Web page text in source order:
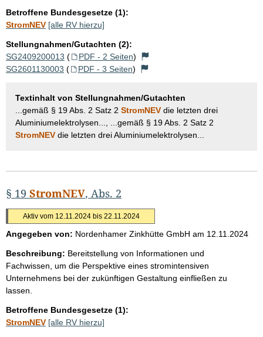
Betroffene Bundesgesetze (1):
StromNEV [alle RV hierzu]
Stellungnahmen/Gutachten (2):
SG2409200013 ( PDF - 2 Seiten)
SG2601130003 ( PDF - 3 Seiten)
Textinhalt von Stellungnahmen/Gutachten
...gemäß § 19 Abs. 2 Satz 2 StromNEV die letzten drei
Aluminiumelektrolysen..., ...gemäß § 19 Abs. 2 Satz 2
StromNEV die letzten drei Aluminiumelektrolysen...
§ 19 StromNEV, Abs. 2
Aktiv vom 12.11.2024 bis 22.11.2024
Angegeben von: Nordenhamer Zinkhütte GmbH am 12.11.2024
Beschreibung: Bereitstellung von Informationen und
Fachwissen, um die Perspektive eines stromintensiven
Unternehmens bei der zukünftigen Gestaltung einfließen zu
lassen.
Betroffene Bundesgesetze (1):
StromNEV [alle RV hierzu]